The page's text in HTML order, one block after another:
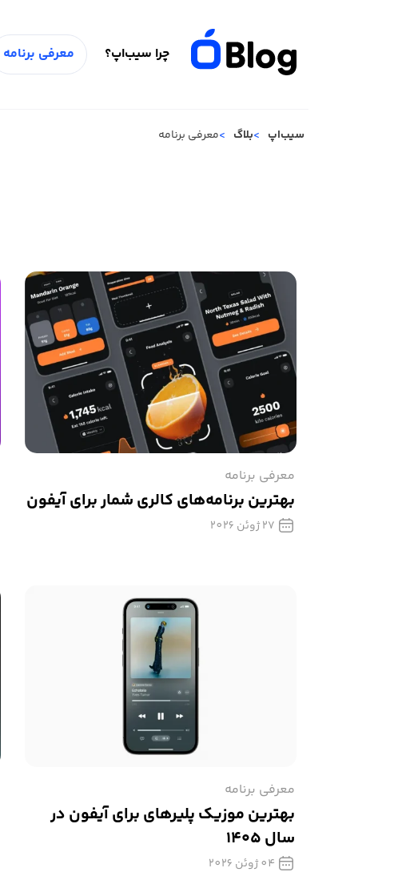
چرا سیب‌اپ؟ معرفی برنامه
سیب‌اپ بلاگ معرفی برنامه
معرفی برنامه
بهترین برنامه‌های کالری‌ شمار برای آیفون
27 ژوئن 2026
معرفی برنامه
بهترین موزیک پلیرهای برای آیفون در
سال ۱۴۰۵
04 ژوئن 2026